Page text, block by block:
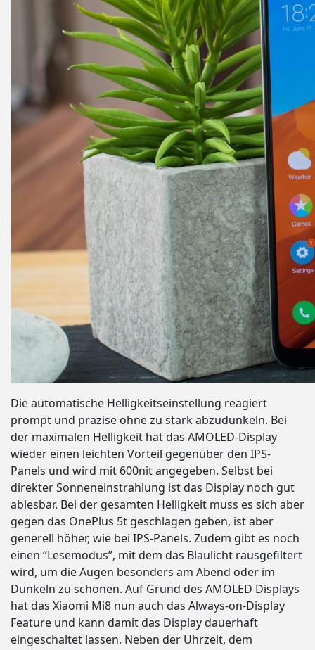
Die automatische Helligkeitseinstellung reagiert
prompt und präzise ohne zu stark abzudunkeln. Bei
der maximalen Helligkeit hat das AMOLED-Display
wieder einen leichten Vorteil gegenüber den IPS-
Panels und wird mit 600nit angegeben. Selbst bei
direkter Sonneneinstrahlung ist das Display noch gut
ablesbar. Bei der gesamten Helligkeit muss es sich aber
gegen das OnePlus 5t geschlagen geben, ist aber
generell höher, wie bei IPS-Panels. Zudem gibt es noch
einen “Lesemodus”, mit dem das Blaulicht rausgefiltert
wird, um die Augen besonders am Abend oder im
Dunkeln zu schonen. Auf Grund des AMOLED Displays
hat das Xiaomi Mi8 nun auch das Always-on-Display
Feature und kann damit das Display dauerhaft
eingeschaltet lassen. Neben der Uhrzeit, dem